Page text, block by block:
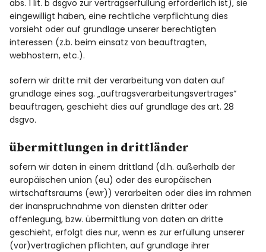
abs. 1 lit. b dsgvo zur vertragserfüllung erforderlich ist), sie
eingewilligt haben, eine rechtliche verpflichtung dies
vorsieht oder auf grundlage unserer berechtigten
interessen (z.b. beim einsatz von beauftragten,
webhostern, etc.).
sofern wir dritte mit der verarbeitung von daten auf
grundlage eines sog. „auftragsverarbeitungsvertrages“
beauftragen, geschieht dies auf grundlage des art. 28
dsgvo.
übermittlungen in drittländer
sofern wir daten in einem drittland (d.h. außerhalb der
europäischen union (eu) oder des europäischen
wirtschaftsraums (ewr)) verarbeiten oder dies im rahmen
der inanspruchnahme von diensten dritter oder
offenlegung, bzw. übermittlung von daten an dritte
geschieht, erfolgt dies nur, wenn es zur erfüllung unserer
(vor)vertraglichen pflichten, auf grundlage ihrer